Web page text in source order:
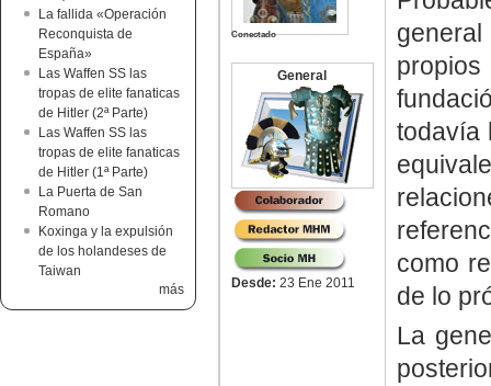
La fallida «Operación
Reconquista de
España»
Las Waffen SS las
tropas de elite fanaticas
de Hitler (2ª Parte)
Las Waffen SS las
tropas de elite fanaticas
de Hitler (1ª Parte)
La Puerta de San
Romano
Koxinga y la expulsión
de los holandeses de
Taiwan
más
Conectado
General
Desde: 23 Ene 2011
todavía
como
de lo
La